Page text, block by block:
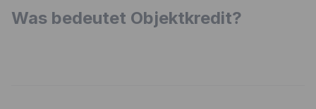
Was bedeutet Objektkredit?